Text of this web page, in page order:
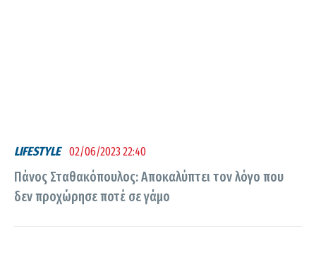
LIFESTYLE 02/06/2023 22:40
Πάνος Σταθακόπουλος: Αποκαλύπτει τον λόγο που
δεν προχώρησε ποτέ σε γάμο